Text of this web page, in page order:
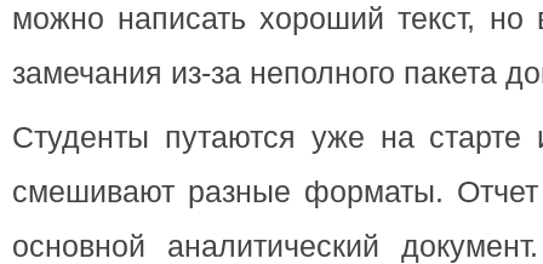
можно написать хороший текст, но
замечания из-за неполного пакета
Студенты путаются уже на старте
смешивают разные форматы.
основной аналитический